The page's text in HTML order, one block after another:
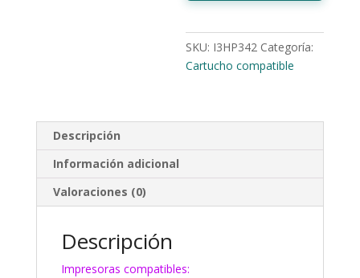
SKU: I3HP342 Categoría:
Cartucho compatible
Descripción
Información adicional
Valoraciones (0)
Descripción
Impresoras compatibles: